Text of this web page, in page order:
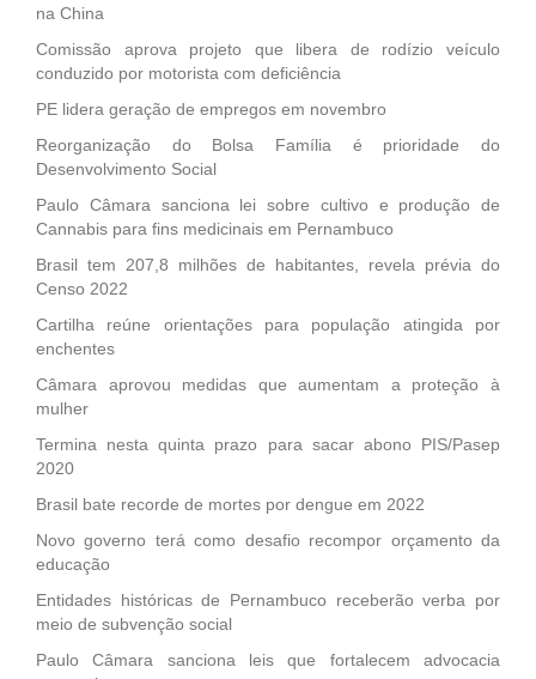
na China
Comissão aprova projeto que libera de rodízio veículo
conduzido por motorista com deficiência
PE lidera geração de empregos em novembro
Reorganização do Bolsa Família é prioridade do
Desenvolvimento Social
Paulo Câmara sanciona lei sobre cultivo e produção de
Cannabis para fins medicinais em Pernambuco
Brasil tem 207,8 milhões de habitantes, revela prévia do
Censo 2022
Cartilha reúne orientações para população atingida por
enchentes
Câmara aprovou medidas que aumentam a proteção à
mulher
Termina nesta quinta prazo para sacar abono PIS/Pasep
2020
Brasil bate recorde de mortes por dengue em 2022
Novo governo terá como desafio recompor orçamento da
educação
Entidades históricas de Pernambuco receberão verba por
meio de subvenção social
Paulo Câmara sanciona leis que fortalecem advocacia